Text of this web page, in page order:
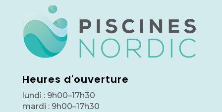
Heures d'ouverture
lundi : 9h00–17h30
mardi : 9h00–17h30